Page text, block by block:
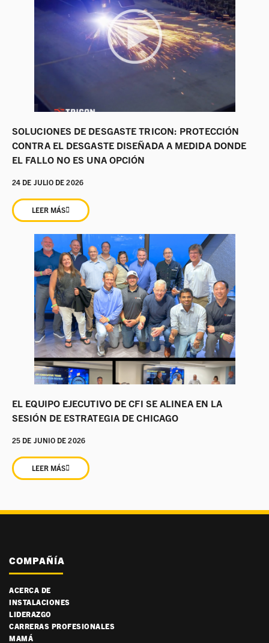
SOLUCIONES DE DESGASTE TRICON: PROTECCIÓN
CONTRA EL DESGASTE DISEÑADA A MEDIDA DONDE
EL FALLO NO ES UNA OPCIÓN
24 DE JULIO DE 2026
LEER MÁS
EL EQUIPO EJECUTIVO DE CFI SE ALINEA EN LA
SESIÓN DE ESTRATEGIA DE CHICAGO
25 DE JUNIO DE 2026
LEER MÁS
COMPAÑÍA
ACERCA DE
INSTALACIONES
LIDERAZGO
CARRERAS PROFESIONALES
MAMÁ